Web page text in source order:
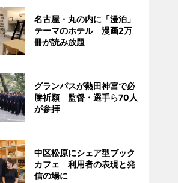
名古屋・丸の内に「漫泊」
テーマのホテル 漫画2万
冊が読み放題
グランパスが熱田神宮で必
勝祈願 監督・選手ら70人
が参拝
中区松原にシェア型ブック
カフェ 利用者の表現と発
信の場に